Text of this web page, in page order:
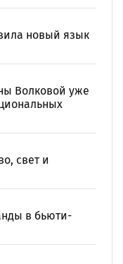
новый язык
Волковой уже
свет и
в бьюти-